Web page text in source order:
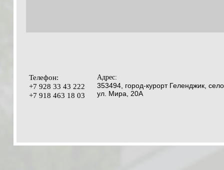
Телефон:
+7 928 33 43 222
+7 918 463 18 03
Адрес:
353494, город-курорт Геленджик,
ул. Мира, 20А